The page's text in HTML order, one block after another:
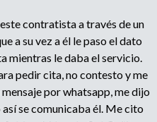
contratista a través de un
a su vez a él le paso el dato
mientras le daba el servicio.
pedir cita, no contesto y me
mensaje por whatsapp, me dijo
así se comunicaba él. Me cito